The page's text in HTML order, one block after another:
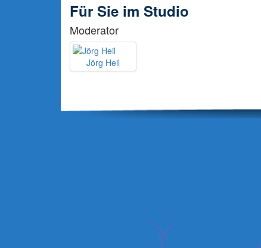
Für Sie im Studio
Moderator
Jörg Heil